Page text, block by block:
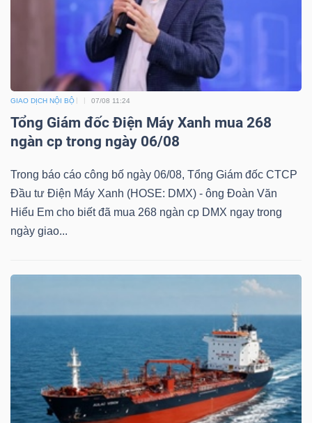
GIAO DỊCH NỘI BỘ 07/08 11:24
Tổng Giám đốc Điện Máy Xanh mua 268
ngàn cp trong ngày 06/08
Trong báo cáo công bố ngày 06/08, Tổng Giám đốc CTCP
Đầu tư Điện Máy Xanh (HOSE: DMX) - ông Đoàn Văn
Hiểu Em cho biết đã mua 268 ngàn cp DMX ngay trong
ngày giao...
TIÊU
THIẾT
YẾU
CHĂM
SỨC
TÀI
CHÍNH